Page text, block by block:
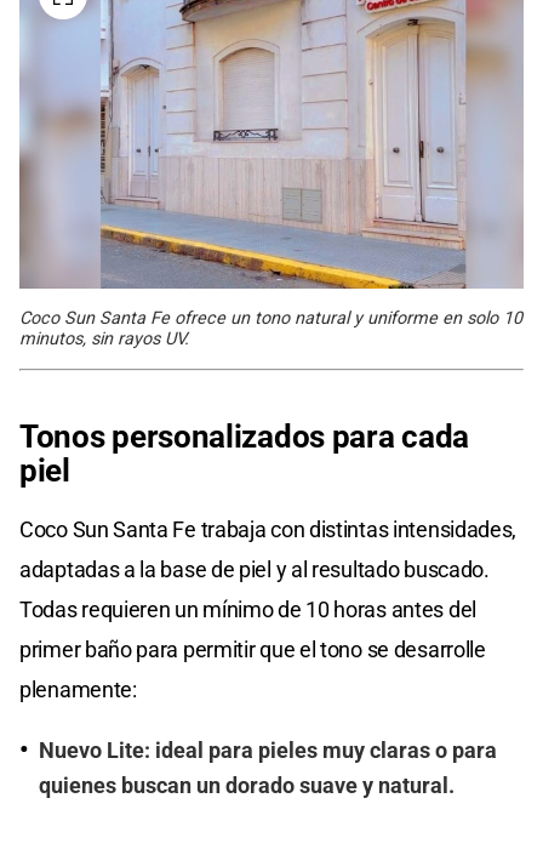
Coco Sun Santa Fe ofrece un tono natural y uniforme en solo 10
minutos, sin rayos UV.
Tonos personalizados para cada
piel
Coco Sun Santa Fe trabaja con distintas intensidades,
adaptadas a la base de piel y al resultado buscado.
Todas requieren un mínimo de 10 horas antes del
primer baño para permitir que el tono se desarrolle
plenamente:
Nuevo Lite: ideal para pieles muy claras o para
quienes buscan un dorado suave y natural.